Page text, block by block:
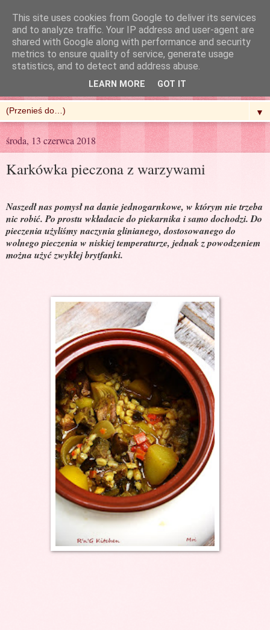
R'n'G Kitchen
▼
środa, 13 czerwca 2018
Karkówka pieczona z warzywami
Naszedł nas pomysł na danie jednogarnkowe, w którym nie trzeba
nic robić. Po prostu wkładacie do piekarnika i samo dochodzi. Do
pieczenia użyliśmy naczynia glinianego, dostosowanego do
wolnego pieczenia w niskiej temperaturze, jednak z powodzeniem
można użyć zwykłej brytfanki.
This site uses cookies from Google to deliver its services
and to analyze traffic. Your IP address and user-agent are
shared with Google along with performance and security
metrics to ensure quality of service, generate usage
statistics, and to detect and address abuse.
LEARN MORE GOT IT